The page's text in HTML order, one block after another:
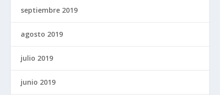
septiembre 2019
agosto 2019
julio 2019
junio 2019